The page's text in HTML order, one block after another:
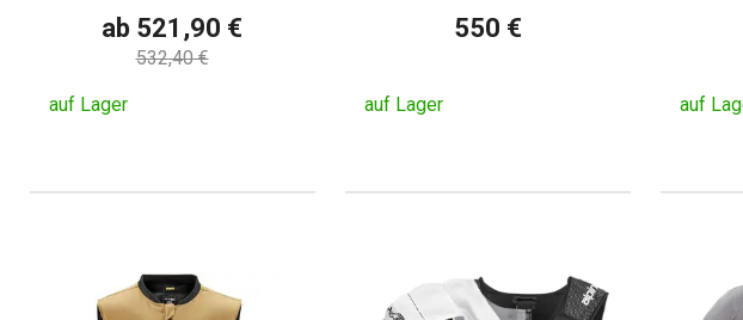
ab 521,90 €
532,40 €
auf Lager
550 €
auf Lager auf